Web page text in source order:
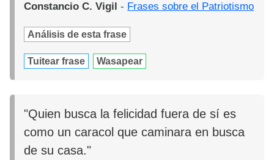
Constancio C. Vigil - Frases sobre el Patriotismo
Análisis de esta frase
Tuitear frase Wasapear
"Quien busca la felicidad fuera de sí es
como un caracol que caminara en busca
de su casa."